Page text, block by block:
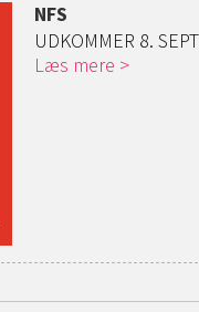
NFS
UDKOMMER 8.
Læs mere